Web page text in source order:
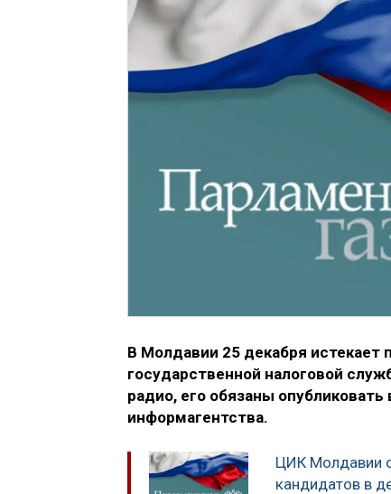
В Молдавии 25 декабря истекает
государственной налоговой
радио, его обязаны
информагентства.
ЦИК Молдавии
кандидатов в